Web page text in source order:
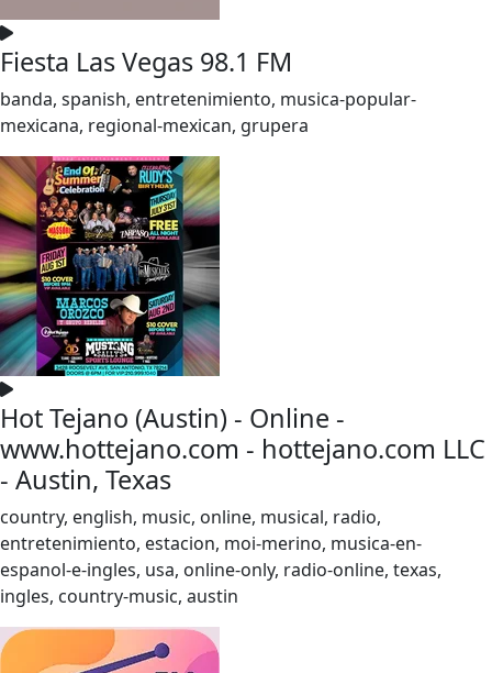
Fiesta Las Vegas 98.1 FM
banda, spanish, entretenimiento, musica-popular-
mexicana, regional-mexican, grupera
Hot Tejano (Austin) - Online -
www.hottejano.com - hottejano.com LLC
- Austin, Texas
country, english, music, online, musical, radio,
entretenimiento, estacion, moi-merino, musica-en-
espanol-e-ingles, usa, online-only, radio-online, texas,
ingles, country-music, austin